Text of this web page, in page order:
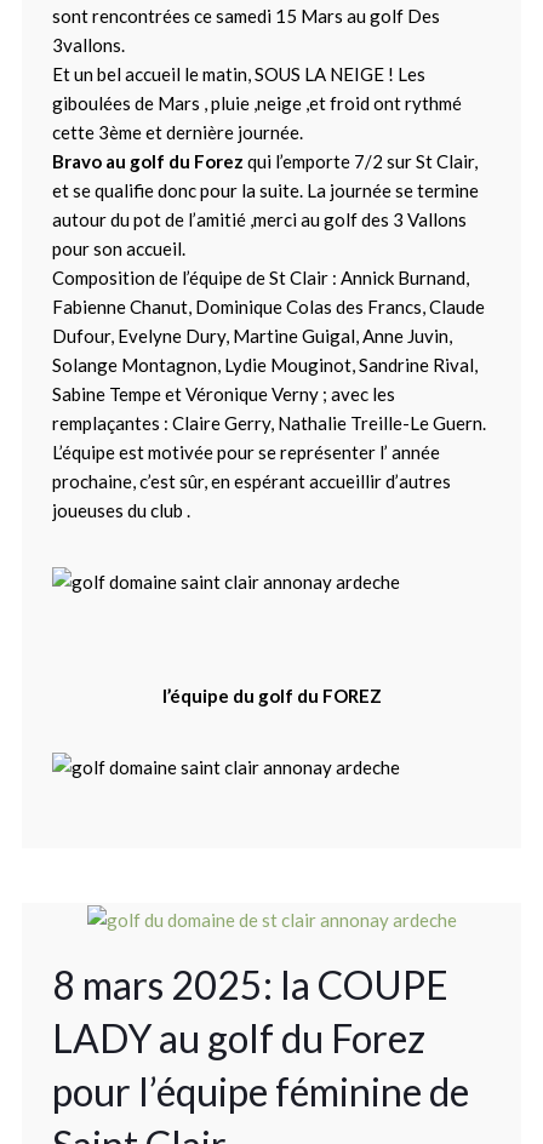
sont rencontrées ce samedi 15 Mars au golf Des
3vallons.
Et un bel accueil le matin, SOUS LA NEIGE ! Les
giboulées de Mars , pluie ,neige ,et froid ont rythmé
cette 3ème et dernière journée.
Bravo au golf du Forez qui l’emporte 7/2 sur St Clair,
et se qualifie donc pour la suite. La journée se termine
autour du pot de l’amitié ,merci au golf des 3 Vallons
pour son accueil.
Composition de l’équipe de St Clair : Annick Burnand,
Fabienne Chanut, Dominique Colas des Francs, Claude
Dufour, Evelyne Dury, Martine Guigal, Anne Juvin,
Solange Montagnon, Lydie Mouginot, Sandrine Rival,
Sabine Tempe et Véronique Verny ; avec les
remplaçantes : Claire Gerry, Nathalie Treille-Le Guern.
L’équipe est motivée pour se représenter l’ année
prochaine, c’est sûr, en espérant accueillir d’autres
joueuses du club .
l’équipe du golf du FOREZ
8 mars 2025: la COUPE
LADY au golf du Forez
pour l’équipe féminine de